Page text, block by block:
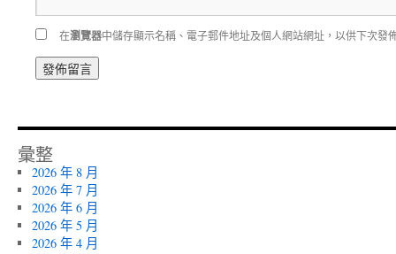
在瀏覽器中儲存顯示名稱、電子郵件地址及個人網站網址，以供下次發
彙整
2026 年 8 月
2026 年 7 月
2026 年 6 月
2026 年 5 月
2026 年 4 月